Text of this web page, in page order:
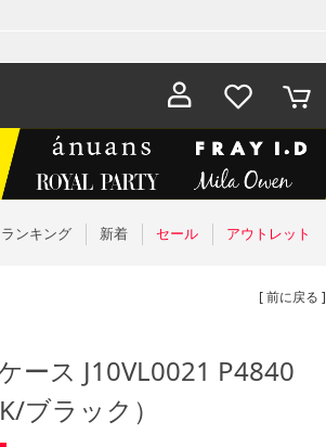
お気に入
り
カート
ランキング 新着 セール アウトレット
[ 前に戻る ]
ース J10VL0021 P4840
ブラック）